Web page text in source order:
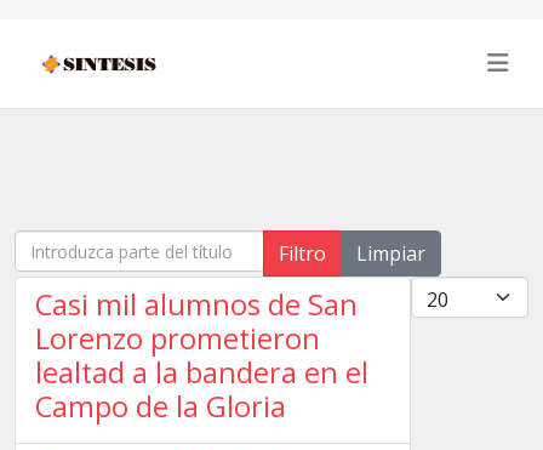
Introduzca parte del título Filtro
Limpiar
Cantidad
Casi mil alumnos de San
Lorenzo prometieron
lealtad a la bandera en el
Campo de la Gloria